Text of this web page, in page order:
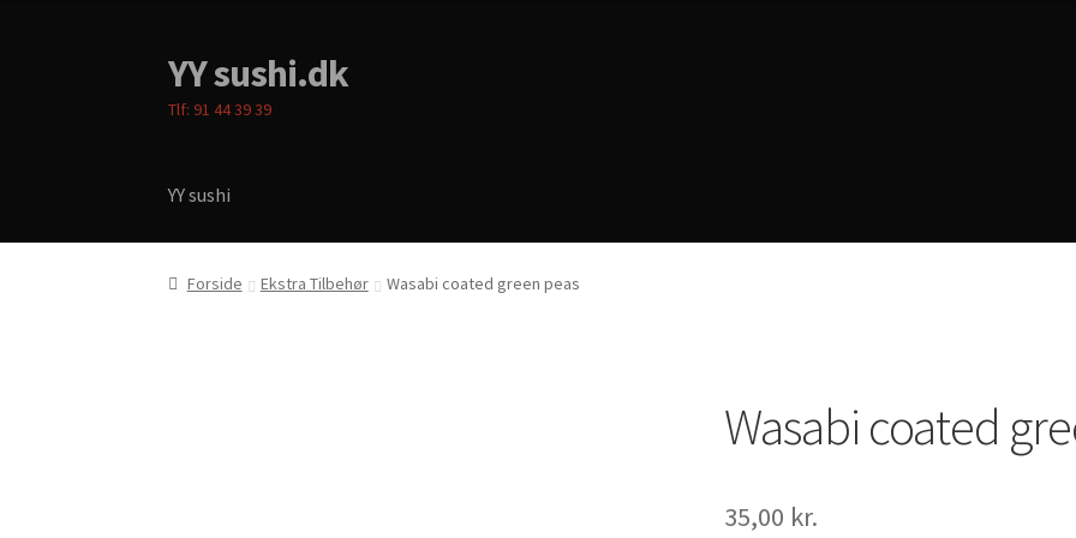
Spring
til
navigation
Spring
til
indhold
YY sushi.dk
Tlf: 91 44 39 39
YY sushi
Forside CartCheckout Menukort My account
Forside Ekstra Tilbehør Wasabi coated green peas
Wasabi coated
35,00 kr.